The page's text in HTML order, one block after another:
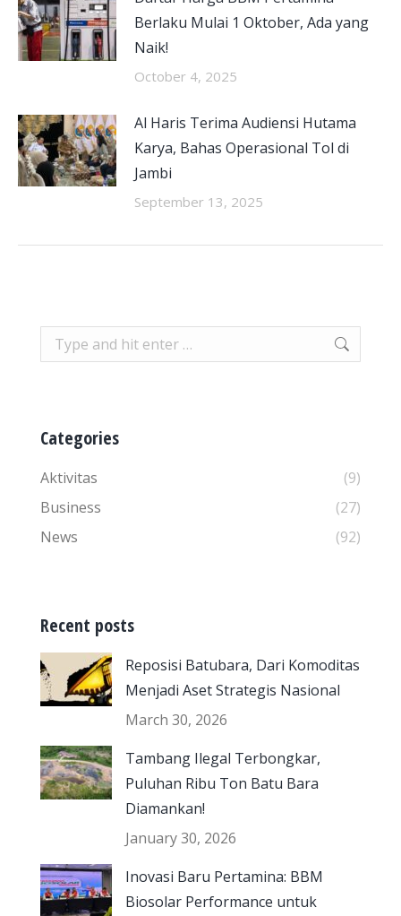
Berlaku Mulai 1 Oktober, Ada yang
Naik!
October 4, 2025
Al Haris Terima Audiensi Hutama
Karya, Bahas Operasional Tol di
Jambi
September 13, 2025
Search:
Categories
Aktivitas
(9)
Business
(27)
News
(92)
Recent posts
Reposisi Batubara, Dari Komoditas
Menjadi Aset Strategis Nasional
March 30, 2026
Tambang Ilegal Terbongkar,
Puluhan Ribu Ton Batu Bara
Diamankan!
January 30, 2026
Inovasi Baru Pertamina: BBM
Biosolar Performance untuk